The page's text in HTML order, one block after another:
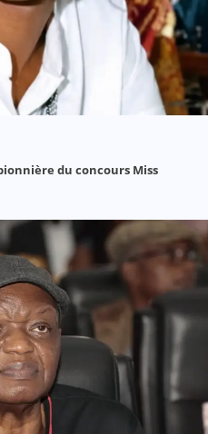
du concours Miss